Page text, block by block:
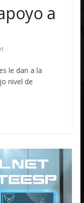
a
le dan a la
nivel de